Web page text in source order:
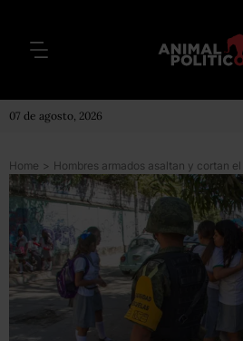
07 de agosto, 2026
Home >